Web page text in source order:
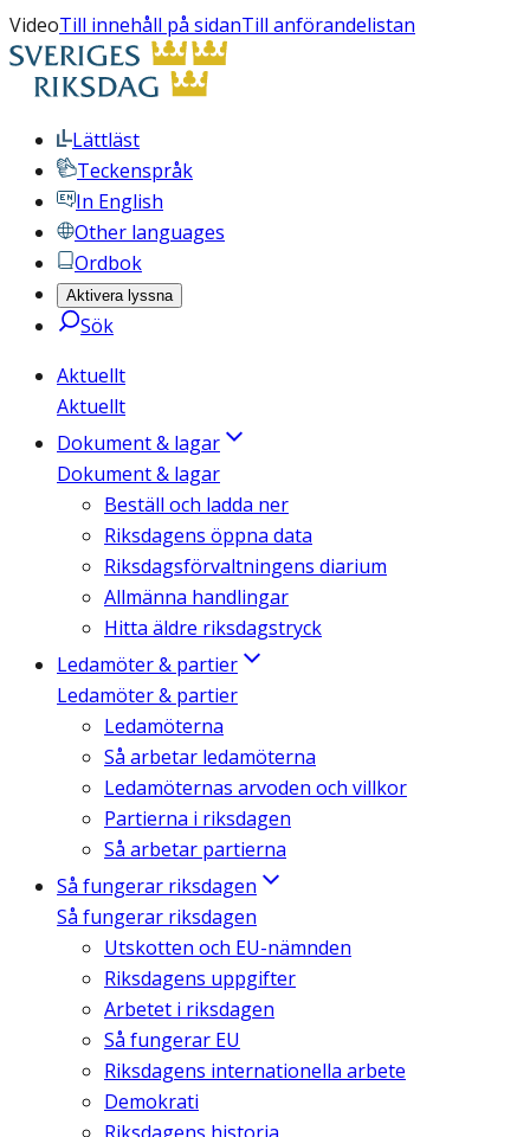
VideoTill innehåll på sidanTill anförandelistan
Lättläst
Teckenspråk
In English
Other languages
Ordbok
Aktivera lyssna
Sök
Aktuellt
Aktuellt
Dokument & lagar
Dokument & lagar
Beställ och ladda ner
Riksdagens öppna data
Riksdagsförvaltningens diarium
Allmänna handlingar
Hitta äldre riksdagstryck
Ledamöter & partier
Ledamöter & partier
Ledamöterna
Så arbetar ledamöterna
Ledamöternas arvoden och villkor
Partierna i riksdagen
Så arbetar partierna
Så fungerar riksdagen
Så fungerar riksdagen
Utskotten och EU-nämnden
Riksdagens uppgifter
Arbetet i riksdagen
Så fungerar EU
Riksdagens internationella arbete
Demokrati